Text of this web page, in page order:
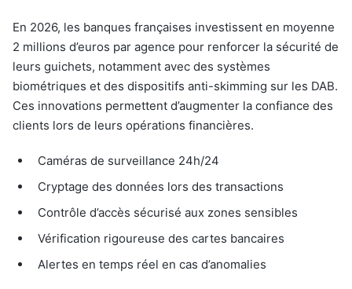
En 2026, les banques françaises investissent en moyenne
2 millions d’euros par agence pour renforcer la sécurité de
leurs guichets, notamment avec des systèmes
biométriques et des dispositifs anti-skimming sur les DAB.
Ces innovations permettent d’augmenter la confiance des
clients lors de leurs opérations financières.
Caméras de surveillance 24h/24
Cryptage des données lors des transactions
Contrôle d’accès sécurisé aux zones sensibles
Vérification rigoureuse des cartes bancaires
Alertes en temps réel en cas d’anomalies